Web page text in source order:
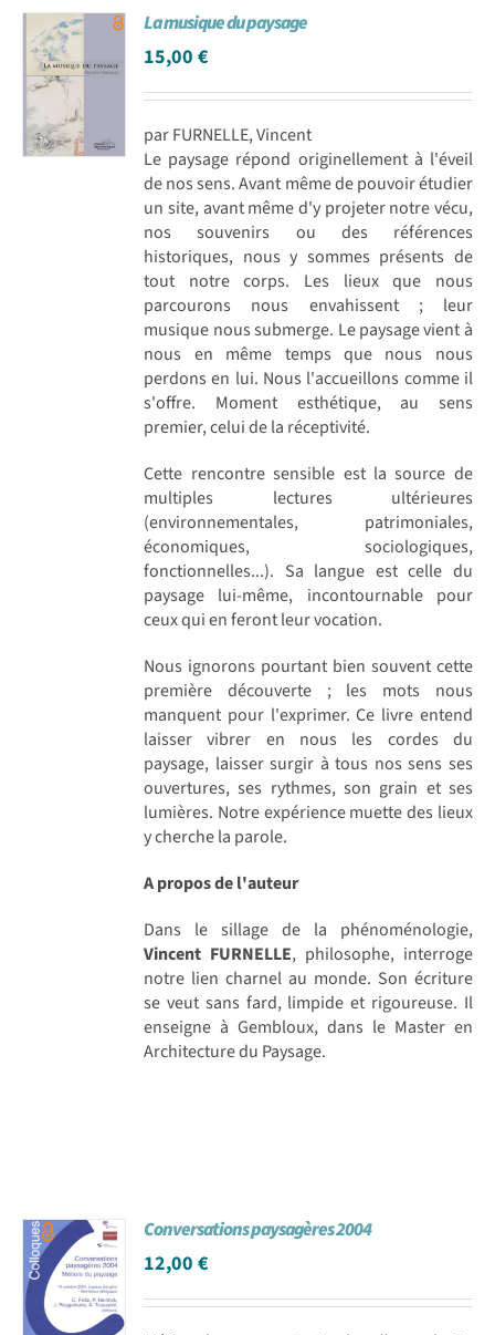
Achat en ligne
Panier WooCommerce
La musique du paysage
15,00€
par FURNELLE, Vincent
Le paysage répond originellement à l'éveil
de nos sens. Avant même de pouvoir étudier
un site, avant même d'y projeter notre vécu,
nos souvenirs ou des références
historiques, nous y sommes présents de
tout notre corps. Les lieux que nous
parcourons nous envahissent ; leur
musique nous submerge. Le paysage vient à
nous en même temps que nous nous
perdons en lui. Nous l'accueillons comme il
s'offre. Moment esthétique, au sens
premier, celui de la réceptivité.
Cette rencontre sensible est la source de
multiples lectures ultérieures
(environnementales, patrimoniales,
économiques, sociologiques,
fonctionnelles...). Sa langue est celle du
paysage lui-même, incontournable pour
ceux qui en feront leur vocation.
Nous ignorons pourtant bien souvent cette
première découverte ; les mots nous
manquent pour l'exprimer. Ce livre entend
laisser vibrer en nous les cordes du
paysage, laisser surgir à tous nos sens ses
ouvertures, ses rythmes, son grain et ses
lumières. Notre expérience muette des lieux
y cherche la parole.
A propos de l'auteur
Dans le sillage de la phénoménologie,
Vincent FURNELLE, philosophe, interroge
notre lien charnel au monde. Son écriture
se veut sans fard, limpide et rigoureuse. Il
enseigne à Gembloux, dans le Master en
Architecture du Paysage.
Conversations paysagères 2004
12,00€